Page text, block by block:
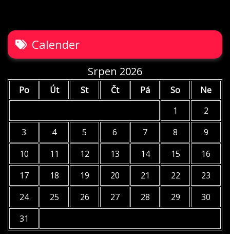
Calender
Srpen 2026
Po Út St Čt Pá So
Ne
1
2
3
4 5 6 7 8
9
10
11 12 13 14 15
16
17
18 19 20 21 22
23
24
25 26 27 28 29
30
31